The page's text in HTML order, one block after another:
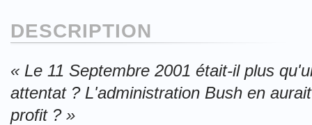
DESCRIPTION
« Le 11 Septembre 2001 était-il plus
attentat ? L'administration Bush en
profit ? »